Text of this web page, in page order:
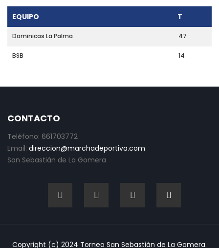
EQUIPO T
Dominicas La Palma 47
BSB 14
CONTACTO
Teléfono: 661703772
Email: direccion@marchadeportiva.com
San Sebastián de La Gomera
Copyright (c) 2024 Torneo San Sebastián de La Gomera.